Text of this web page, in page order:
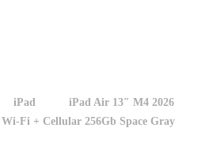
iPad
iPad Air 13″ M4 2026
Fi + Cellular 256Gb Space Gray